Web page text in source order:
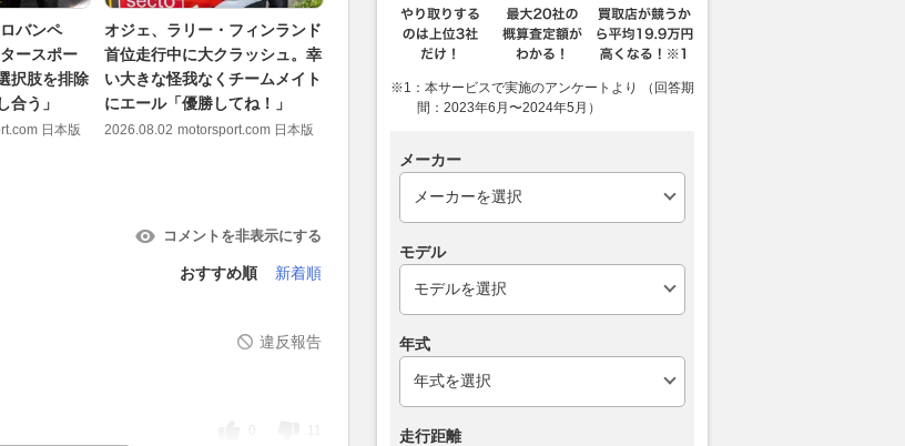
バンペ
ースポー
択肢を排除
合う」
日本版
オジェ、ラリー・フィンランド
首位走行中に大クラッシュ。幸
い大きな怪我なくチームメイト
にエール「優勝してね！」
2026.08.02 motorsport.com 日本版
勝田貴元「チームには本当に申
し訳ない」最終SSで木に激突
した無念を語る／第10戦フィン
ランド 最終日コメント集
未発表のランボルギーニ最新モ
デル『レヴエルトSV』がホッ
ケンハイムでラップレコードを
樹立
コメントを非表示にする
おすすめ順 新着順
違反報告
11
※1：本サービスで実施のアンケートより （回答期
間：2023年6月〜2024年5月）
メーカー
モデル
年式
走行距離